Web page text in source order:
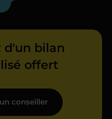
d'un bilan
offert
conseiller